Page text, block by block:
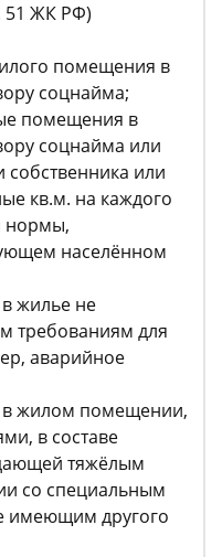
51 ЖК РФ)
помещения в
соцнайма;
помещения в
соцнайма или
или
кв.м. на каждого
нормы,
населённом
жилье не
требованиям для
аварийное
жилом помещении,
в составе
тяжёлым
со специальным
имеющим другого